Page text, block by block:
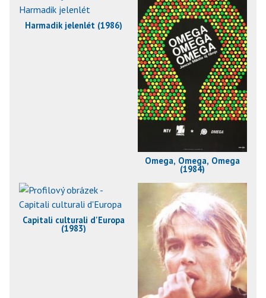
Harmadik jelenlét (1986)
Omega, Omega, Omega
(1984)
Capitali culturali d'Europa
(1983)